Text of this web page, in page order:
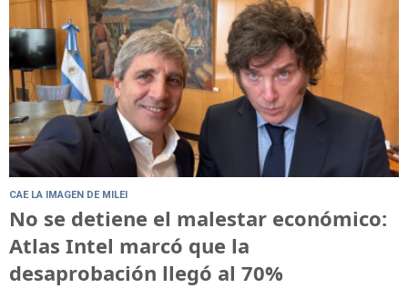
CAE LA IMAGEN DE MILEI
No se detiene el malestar económico:
Atlas Intel marcó que la
desaprobación llegó al 70%